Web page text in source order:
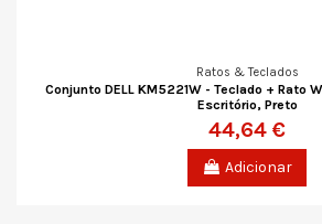
Ratos & Teclados
Conjunto DELL KM5221W - Teclado + Rato
Escritório, Preto
44,64 €
Adicionar